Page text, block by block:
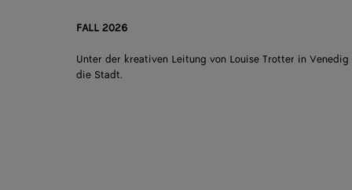
FALL 2026
Unter der kreativen Leitung von Louise Trotter in
die Stadt.